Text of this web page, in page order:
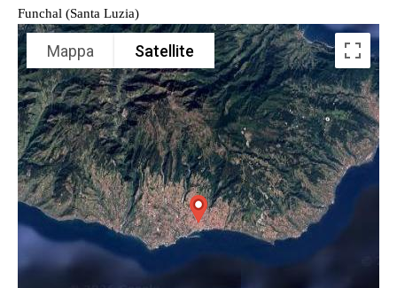
Funchal (Santa Luzia)
Mappa Satellite